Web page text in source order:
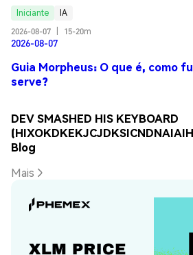
Iniciante
IA
2026-08-07
15-20m
2026-08-07
Guia Morpheus: O que é, como
serve?
DEV SMASHED HIS KEYBOARD
Blog
Mais